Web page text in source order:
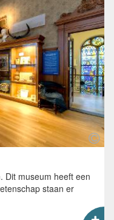
Dit museum heeft een
staan er